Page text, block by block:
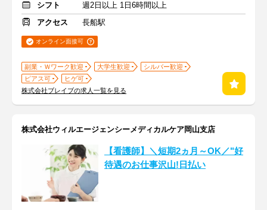
シフト
週2日以上 1日6時間以上
アクセス
長船駅
オンライン面接可
副業・Ｗワーク歓迎 大学生歓迎
シルバー歓迎
ピアス可
ヒゲ可
株式会社ブレイブの求人一覧を見る
株式会社ウィルエージェンシーメディカルケア岡山支店
【看護師】＼短期2ヵ月～OK／"好
待遇のお仕事沢山!日払い